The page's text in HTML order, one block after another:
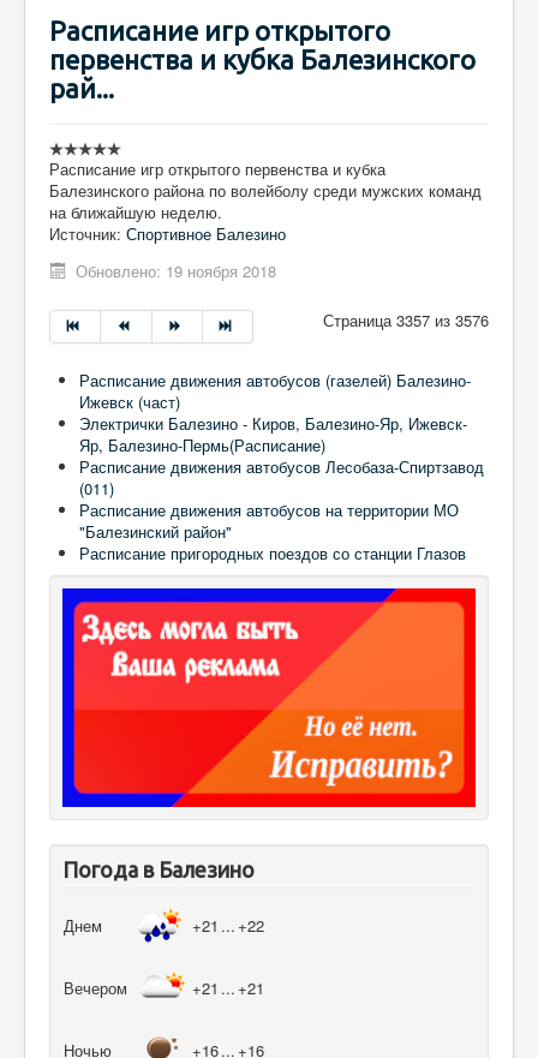
Расписание игр открытого
первенства и кубка Балезинского
рай...
Расписание игр открытого первенства и кубка
Балезинского района по волейболу среди мужских команд
на ближайшую неделю.
Источник: Спортивное Балезино
Обновлено: 19 ноября 2018
Страница 3357 из 3576
Расписание движения автобусов (газелей) Балезино-
Ижевск (част)
Электрички Балезино - Киров, Балезино-Яр, Ижевск-
Яр, Балезино-Пермь(Расписание)
Расписание движения автобусов Лесобаза-Спиртзавод
(011)
Расписание движения автобусов на территории МО
"Балезинский район"
Расписание пригородных поездов со станции Глазов
Погода в Балезино
Днем +21 ... +22
Вечером +21 ... +21
Ночью +16... +16